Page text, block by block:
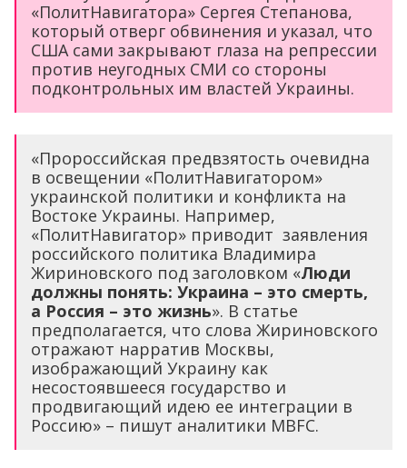
«ПолитНавигатора» Сергея Степанова,
который отверг обвинения и указал, что
США сами закрывают глаза на репрессии
против неугодных СМИ со стороны
подконтрольных им властей Украины.
«Пророссийская предвзятость очевидна
в освещении «ПолитНавигатором»
украинской политики и конфликта на
Востоке Украины. Например,
«ПолитНавигатор» приводит заявления
российского политика Владимира
Жириновского под заголовком «Люди
должны понять: Украина – это смерть,
а Россия – это жизнь». В статье
предполагается, что слова Жириновского
отражают нарратив Москвы,
изображающий Украину как
несостоявшееся государство и
продвигающий идею ее интеграции в
Россию» – пишут аналитики MBFC.